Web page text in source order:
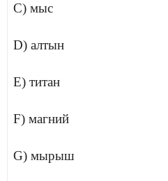
C) мыс
D) алтын
E) титан
F) магний
G) мырыш